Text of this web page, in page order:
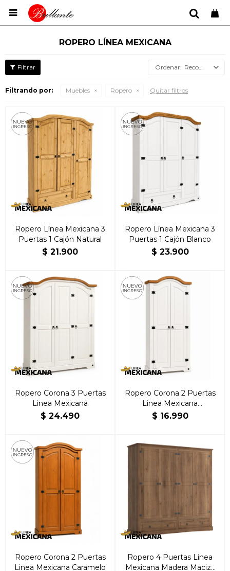

ROPERO LÍNEA MEXICANA
Recomendados
Filtrando por: Muebles Ropero Quitar filtros
Ropero Línea Mexicana 3
Puertas 1 Cajón Natural
$ 21.900
Ropero Línea Mexicana 3
Puertas 1 Cajón Blanco
$ 23.900
Ropero Corona 3 Puertas
Linea Mexicana
$ 24.490
Ropero Corona 2 Puertas
Linea Mexicana
Blanco/Caramelo
$ 16.990
Ropero Corona 2 Puertas
Linea Mexicana Caramelo
Ropero 4 Puertas Linea
Mexicana Madera Maciza